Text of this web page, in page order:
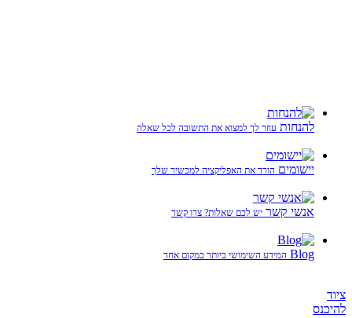
להנחות עוזר לך למצוא את התשובה לכל שאלה
יישומים הורד את האפליקציה למכשיר שלך
אנשי קשר יש לכם שאלות? צרו קשר
Blog המידע השימושי ביותר במקום אחד
ציוד
להיכנס